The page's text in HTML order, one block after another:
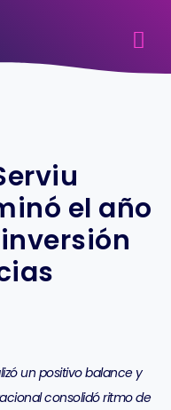
el año
un positivo balance y
consolidó ritmo de